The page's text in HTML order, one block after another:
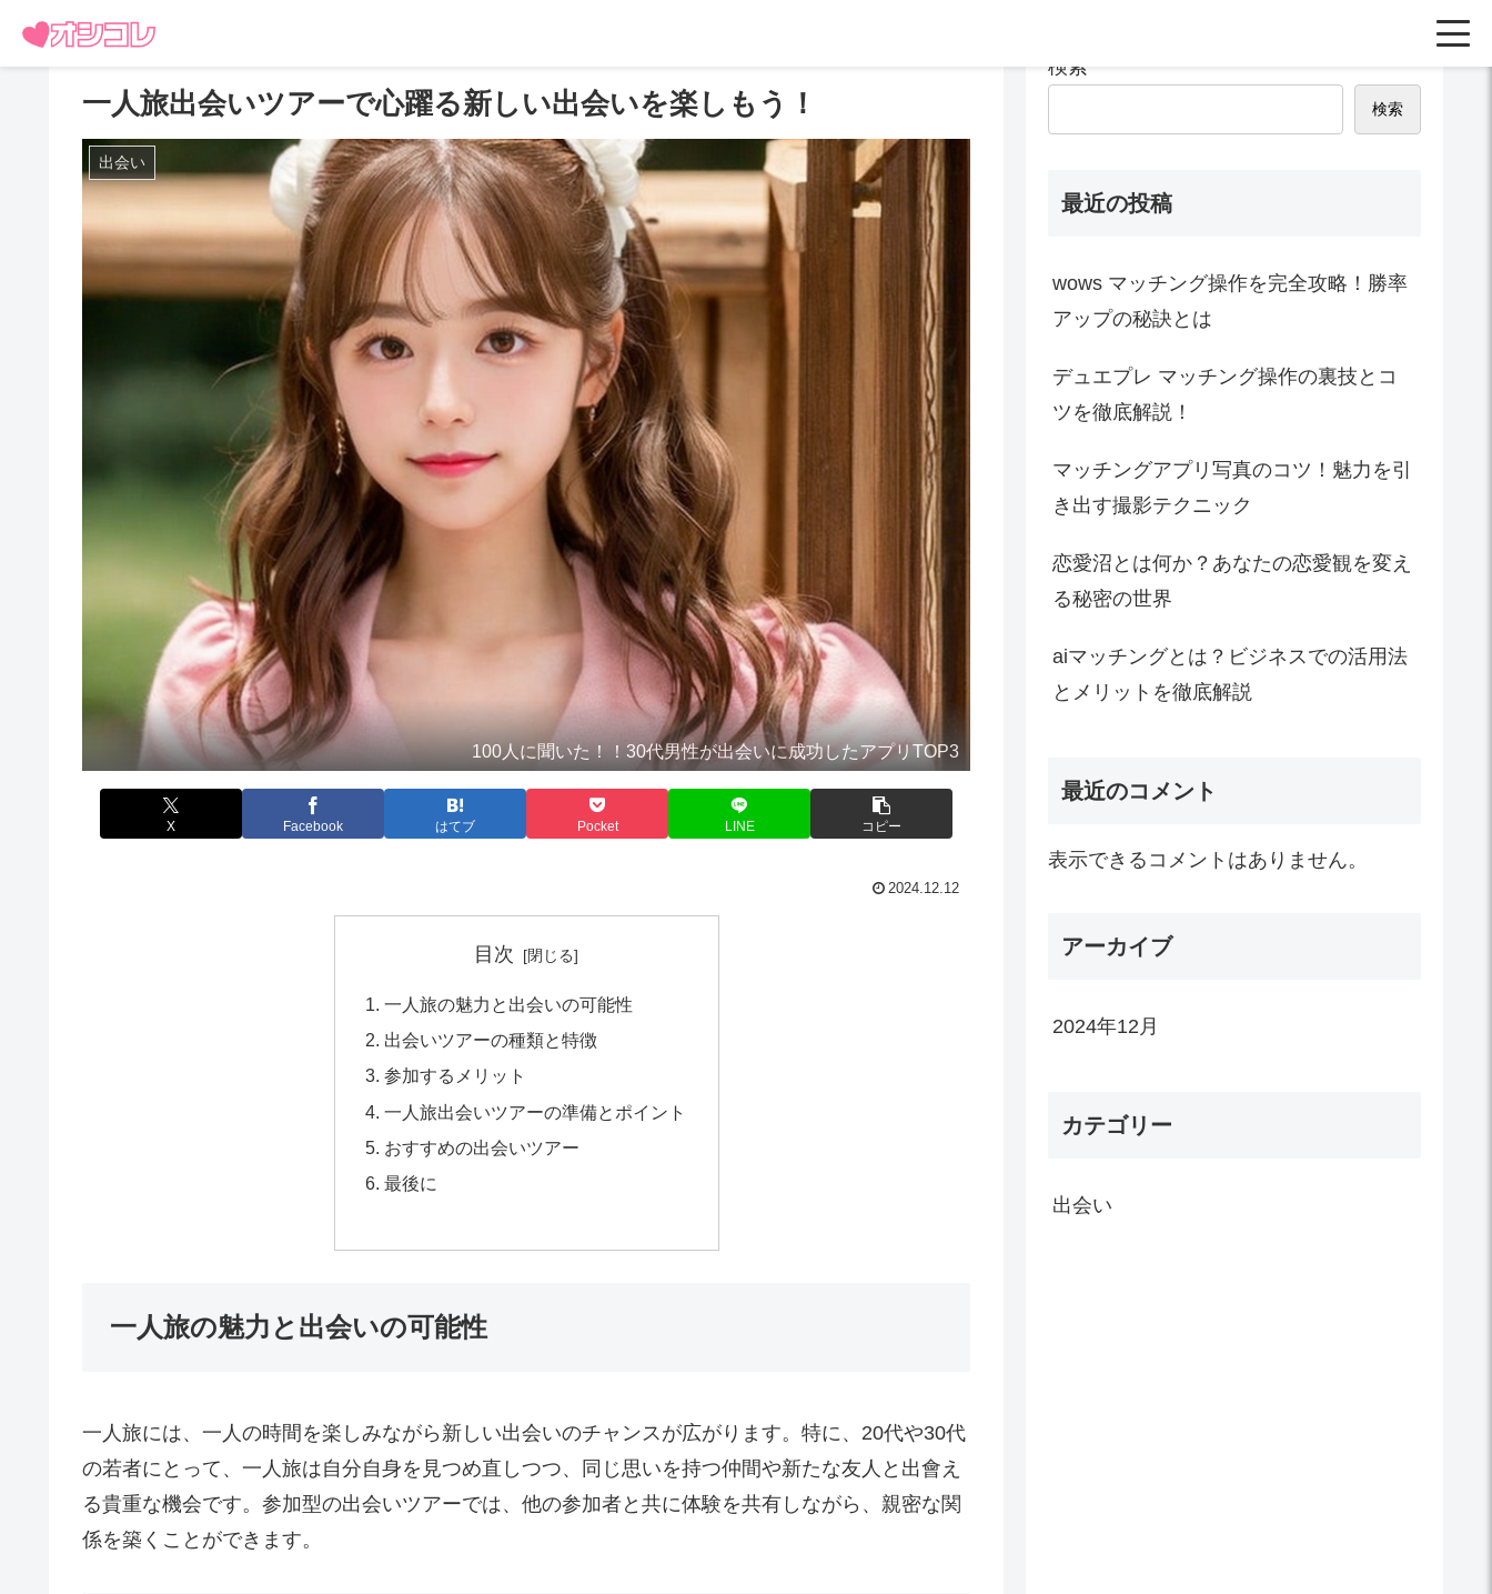
一人旅出会いツアーで心躍る新しい出会いを楽しもう！
出会い
100人に聞いた！！30代男性が出会いに成功したアプリTOP3
X Facebook はてブ Pocket LINE コピー
2024.12.12
目次
一人旅の魅力と出会いの可能性
出会いツアーの種類と特徴
参加するメリット
一人旅出会いツアーの準備とポイント
おすすめの出会いツアー
最後に
一人旅の魅力と出会いの可能性
一人旅には、一人の時間を楽しみながら新しい出会いのチャンスが広がります。特に、20代や30代
の若者にとって、一人旅は自分自身を見つめ直しつつ、同じ思いを持つ仲間や新たな友人と出會え
る貴重な機会です。参加型の出会いツアーでは、他の参加者と共に体験を共有しながら、親密な関
係を築くことができます。
検索
検索
最近の投稿
wows マッチング操作を完全攻略！勝率
アップの秘訣とは
デュエプレ マッチング操作の裏技とコ
ツを徹底解説！
マッチングアプリ写真のコツ！魅力を引
き出す撮影テクニック
恋愛沼とは何か？あなたの恋愛観を変え
る秘密の世界
aiマッチングとは？ビジネスでの活用法
とメリットを徹底解説
最近のコメント
表示できるコメントはありません。
アーカイブ
2024年12月
カテゴリー
出会い